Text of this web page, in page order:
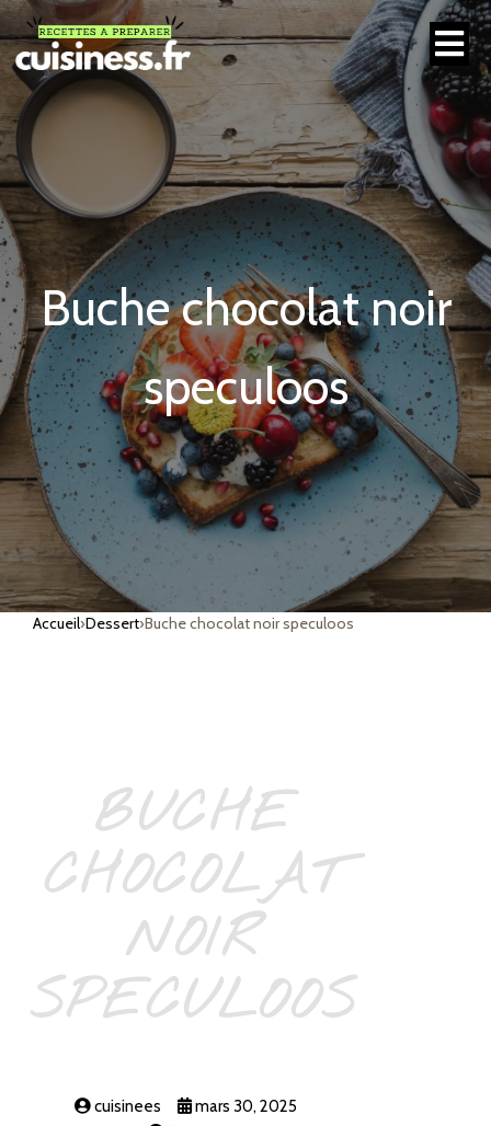
Buche chocolat noir
speculoos
Accueil›Dessert›Buche chocolat noir speculoos
BUCHE
CHOCOLAT
NOIR
SPECULOOS
cuisinees
mars 30, 2025